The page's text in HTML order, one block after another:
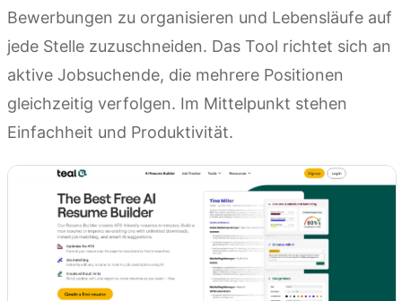
Bewerbungen zu organisieren und Lebensläufe auf
jede Stelle zuzuschneiden. Das Tool richtet sich an
aktive Jobsuchende, die mehrere Positionen
gleichzeitig verfolgen. Im Mittelpunkt stehen
Einfachheit und Produktivität.